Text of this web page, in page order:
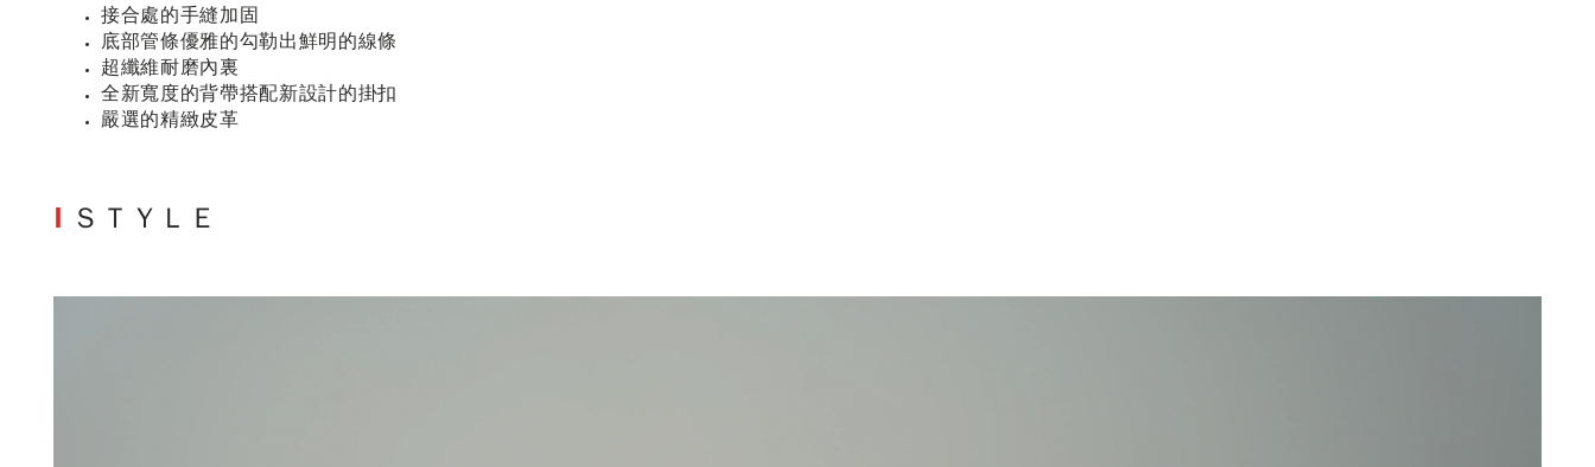
接合處的手縫加固
底部管條優雅的勾勒出鮮明的線條
超纖維耐磨內裏
全新寬度的背帶搭配新設計的掛扣
嚴選的精緻皮革
I ＳＴＹＬＥ